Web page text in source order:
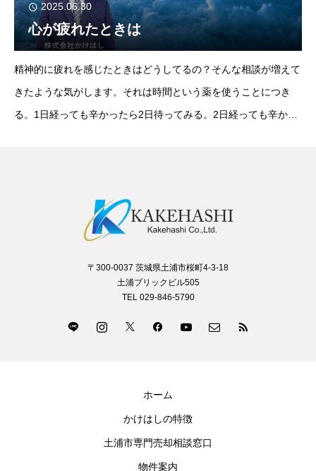
2025.06.30
心が疲れたときは
精神的に疲れを感じたときはどうしてるの？そんな相談が増えて
きたような気がします。それは時間という薬を使うことにつき
る。1日経っても辛かったら2日待ってみる。2日経っても辛かっ
〒300-0037 茨城県土浦市桜町4-3-18
土浦ブリックビル505
TEL 029-846-5790
ホーム
かけはしの特徴
土浦市専門売却相談窓口
物件案内